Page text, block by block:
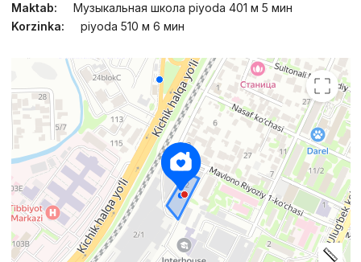
Maktab:
Музыкальная школа piyoda 401 м 5 мин
Korzinka:
piyoda 510 м 6 мин